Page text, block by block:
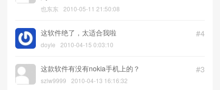
也东东 2010-05-11 21:50:08
#4
这软件绝了，太适合我啦
doyle 2010-04-15 0:03:10
#3
这款软件有没有nokia手机上的？
szlw9999 2010-04-13 16:16:32